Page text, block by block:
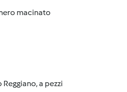
macinato
a pezzi